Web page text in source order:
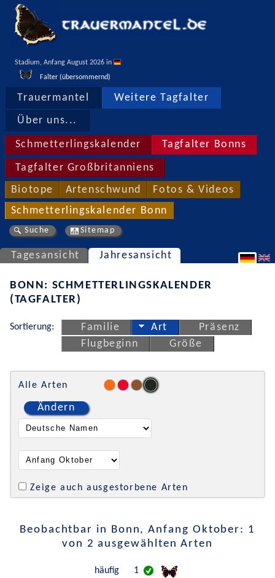
Stadium, Anfang August 2026 in
Falter (übersommernd)
Trauermantel Weitere Tagfalter
Über uns...
Schmetterlingskalender Tagfalter Bonns
Tagfalter Großbritanniens
Biotope Artenschwund Fotos & Videos
Schmetterlingskalender Bonn
Suche Sitemap
Tagesansicht Jahresansicht
BONN: SCHMETTERLINGSKALENDER
(TAGFALTER)
Sortierung: Familie Art
Präsenz
Flugbeginn
Größe
Alle Arten
Ändern
Zeige auch ausgestorbene Arten
Beobachtbar in Bonn, Anfang Oktober: 1
von 2 ausgewählten Arten
häufig 1